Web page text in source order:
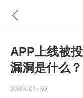
APP上线被
漏洞是什么？
2026-01-30